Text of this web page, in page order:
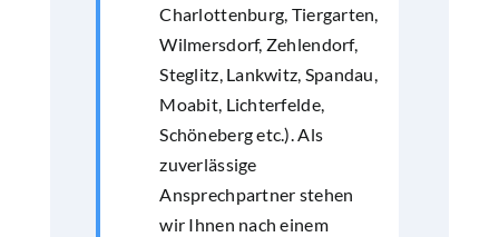
Charlottenburg, Tiergarten,
Wilmersdorf, Zehlendorf,
Steglitz, Lankwitz, Spandau,
Moabit, Lichterfelde,
Schöneberg etc.). Als
zuverlässige
Ansprechpartner stehen
wir Ihnen nach einem